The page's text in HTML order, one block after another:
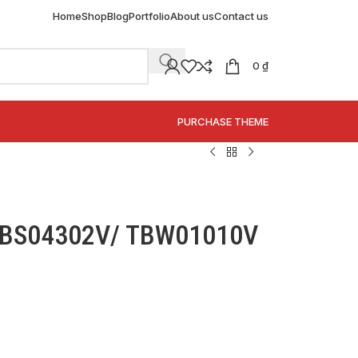
HomeShopBlogPortfolioAbout usContact us
0 ₫
PURCHASE THEME
TBW01010V